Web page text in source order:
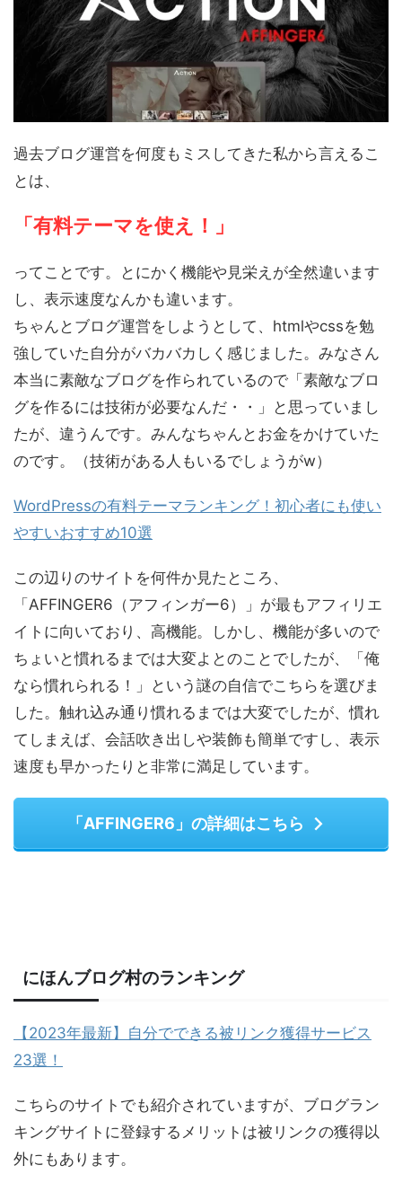
過去ブログ運営を何度もミスしてきた私から言えるこ
とは、
「有料テーマを使え！」
ってことです。とにかく機能や見栄えが全然違います
し、表示速度なんかも違います。
ちゃんとブログ運営をしようとして、htmlやcssを勉
強していた自分がバカバカしく感じました。みなさん
本当に素敵なブログを作られているので「素敵なブロ
グを作るには技術が必要なんだ・・」と思っていまし
たが、違うんです。みんなちゃんとお金をかけていた
のです。（技術がある人もいるでしょうがw）
WordPressの有料テーマランキング！初心者にも使い
やすいおすすめ10選
この辺りのサイトを何件か見たところ、
「AFFINGER6（アフィンガー6）」が最もアフィリエ
イトに向いており、高機能。しかし、機能が多いので
ちょいと慣れるまでは大変よとのことでしたが、「俺
なら慣れられる！」という謎の自信でこちらを選びま
した。触れ込み通り慣れるまでは大変でしたが、慣れ
てしまえば、会話吹き出しや装飾も簡単ですし、表示
速度も早かったりと非常に満足しています。
「AFFINGER6」の詳細はこちら
にほんブログ村のランキング
【2023年最新】自分でできる被リンク獲得サービス
23選！
こちらのサイトでも紹介されていますが、ブログラン
キングサイトに登録するメリットは被リンクの獲得以
外にもあります。